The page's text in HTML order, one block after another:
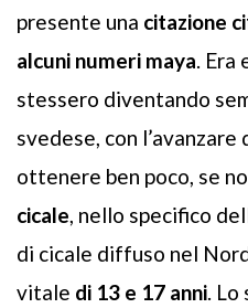
presente una citazione
alcuni numeri maya .
stessero diventando
svedese, con l’avanzare
ottenere ben poco, se
cicale , nello specifico
di cicale diffuso nel
vitale di 13 e 17 anni .